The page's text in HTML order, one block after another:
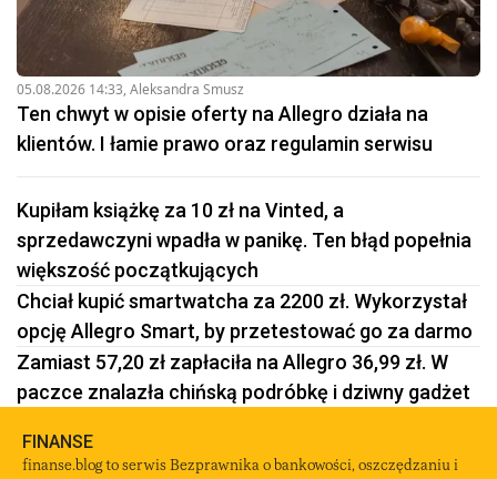
05.08.2026 14:33, Aleksandra Smusz
Ten chwyt w opisie oferty na Allegro działa na
klientów. I łamie prawo oraz regulamin serwisu
Kupiłam książkę za 10 zł na Vinted, a
sprzedawczyni wpadła w panikę. Ten błąd popełnia
większość początkujących
Chciał kupić smartwatcha za 2200 zł. Wykorzystał
opcję Allegro Smart, by przetestować go za darmo
Zamiast 57,20 zł zapłaciła na Allegro 36,99 zł. W
paczce znalazła chińską podróbkę i dziwny gadżet
FINANSE
finanse.blog to serwis Bezprawnika o bankowości, oszczędzaniu i